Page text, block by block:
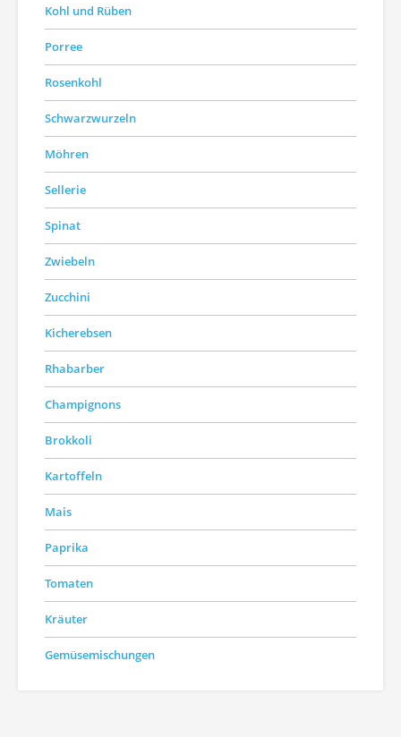
Kohl und Rüben
Porree
Rosenkohl
Schwarzwurzeln
Möhren
Sellerie
Spinat
Zwiebeln
Zucchini
Kicherebsen
Rhabarber
Champignons
Brokkoli
Kartoffeln
Mais
Paprika
Tomaten
Kräuter
Gemüsemischungen